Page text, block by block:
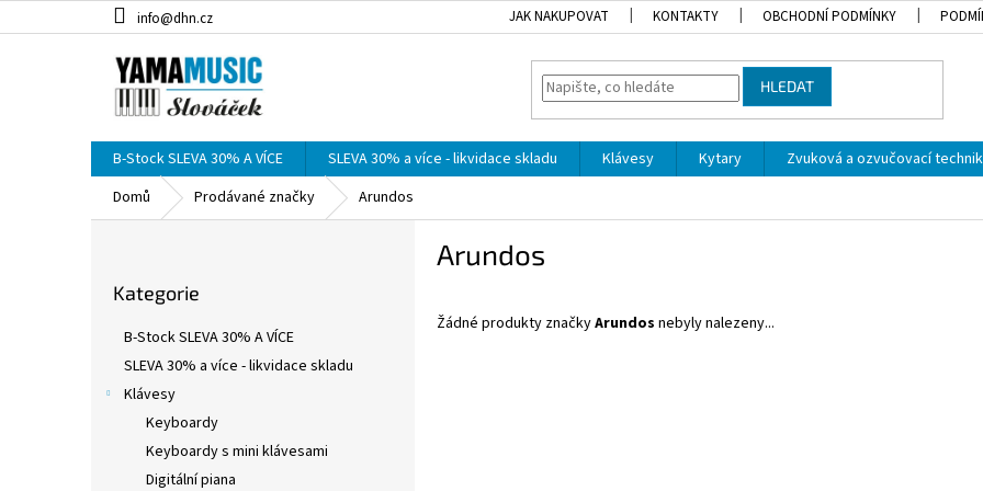
na
info@dhn.cz JAK NAKUPOVAT KONTAKTY OBCHODNÍ PODMÍNKY
HLEDAT
B-Stock SLEVA 30% A VÍCE SLEVA 30% a více - likvidace skladu Klávesy Kytary Zvuková a ozvučovací
Domů
Prodávané značky Arundos
kategorie
Kategorie
B-Stock SLEVA 30% A VÍCE
SLEVA 30% a více - likvidace skladu
Klávesy
Keyboardy
Keyboardy s mini klávesami
Digitální piana
Arundos
Žádné produkty značkyArundos nebyly nalezeny...